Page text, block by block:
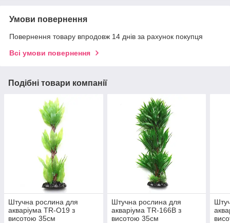
Умови повернення
Повернення товару впродовж 14 днів за рахунок покупця
Всі умови повернення
Подібні товари компанії
Штучна рослина для
акваріума TR-O19 з
висотою 35см
Штучна рослина для
акваріума TR-166B з
висотою 35см